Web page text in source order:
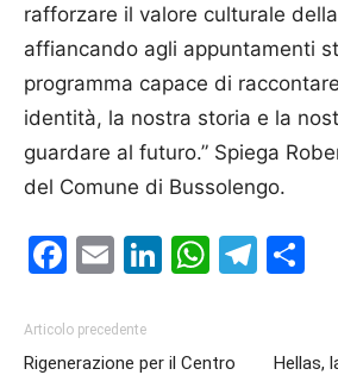
rafforzare il valore culturale
affiancando agli appuntamenti
programma capace di
identità, la nostra storia e la
guardare al futuro.” Spiega
del Comune di Bussolengo.
Facebook
EmailLinkedIn
Articolo precedente
Rigenerazione per il Centro
Hellas,